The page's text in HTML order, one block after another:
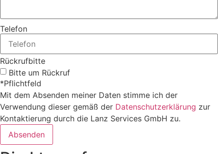
Telefon
Rückrufbitte
Bitte um Rückruf
*Pflichtfeld
Mit dem Absenden meiner Daten stimme ich der
Verwendung dieser gemäß der Datenschutzerklärung zur
Kontaktierung durch die Lanz Services GmbH zu.
Absenden